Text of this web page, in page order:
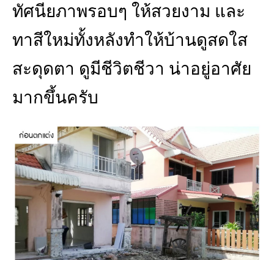
ทัศนียภาพรอบๆ ให้สวยงาม และ
ทาสีใหม่ทั้งหลังทำให้บ้านดูสดใส
สะดุดตา ดูมีชีวิตชีวา น่าอยู่อาศัย
มากขึ้นครับ